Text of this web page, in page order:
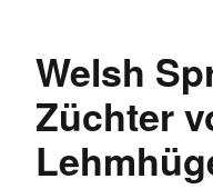
Welsh
Züchter